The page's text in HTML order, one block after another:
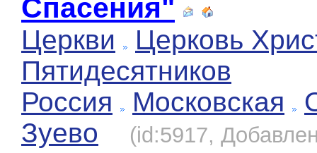
Спасения"
Церкви
Церковь
Пятидесятников
Россия
Московская
Зуево
(id:5917,